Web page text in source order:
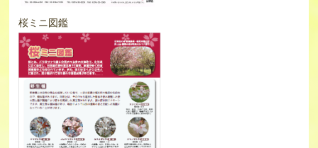
桜ミニ図鑑